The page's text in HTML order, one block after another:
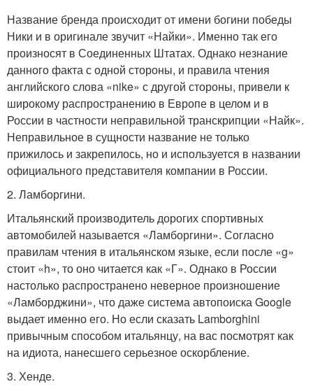
Название бренда происходит от имени богини победы
Ники и в оригинале звучит «Найки». Именно так его
произносят в Соединенных Штатах. Однако незнание
данного факта с одной стороны, и правила чтения
английского слова «nike» с другой стороны, привели к
широкому распространению в Европе в целом и в
России в частности неправильной транскрипции «Найк».
Неправильное в сущности название не только
прижилось и закрепилось, но и используется в названии
официального представителя компании в России.
2. Ламборгини.
Итальянский производитель дорогих спортивных
автомобилей называется «Ламборгини». Согласно
правилам чтения в итальянском языке, если после «g»
стоит «h», то оно читается как «Г». Однако в России
настолько распространено неверное произношение
«Ламборджини», что даже система автопоиска Google
выдает именно его. Но если сказать Lamborghini
привычным способом итальянцу, на вас посмотрят как
на идиота, нанесшего серьезное оскорбление.
3. Хенде.